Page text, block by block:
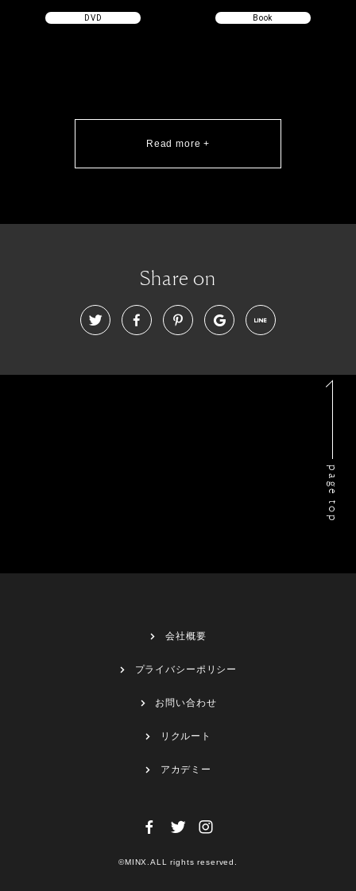
DVD Book
Read more +
Share on
page top
会社概要
プライバシーポリシー
お問い合わせ
リクルート
アカデミー
©MINX.ALL rights reserved.